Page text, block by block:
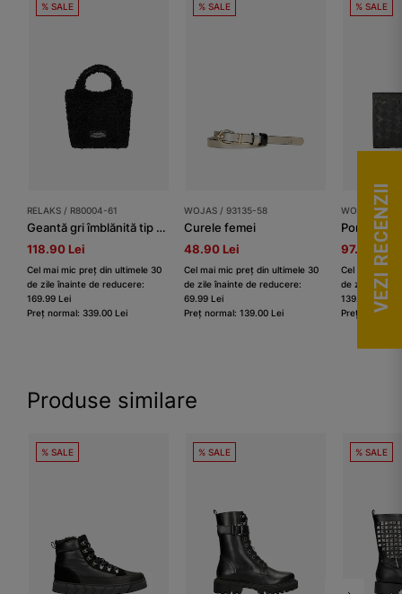
% SALE
RELAKS / R80004-61
Geantă gri îmblănită tip cufăr damă RELAKS
118.90 Lei
Cel mai mic preț din ultimele 30
de zile înainte de reducere:
169.99 Lei
Preț normal: 339.00 Lei
% SALE
WOJAS / 93135-58
Curele femei
48.90 Lei
Cel mai mic preț din ultimele 30
de zile înainte de reducere:
69.99 Lei
Preț normal: 139.00 Lei
% SALE
WOJAS /
97.90 Lei
Cel mai mic
de zile
139.99 Lei
Preț normal:
Produse similare
% SALE % SALE % SALE
VEZI RECENZII